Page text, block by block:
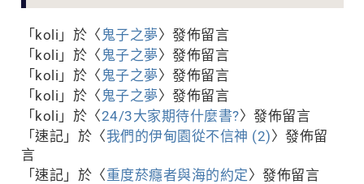
「koli 」於〈 鬼子之夢〉發佈留言
「koli 」於〈 鬼子之夢〉發佈留言
「koli 」於〈 鬼子之夢〉發佈留言
「koli 」於〈 鬼子之夢〉發佈留言
「koli 」於〈24/3大家期待什麼書?〉發佈留言
「速記 」於〈我們的伊甸園從不信神 (2)〉發佈留
言
「速記 」於〈重度菸癮者與海的約定〉發佈留言